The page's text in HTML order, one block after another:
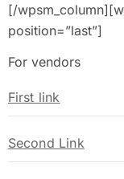
[/
position=”last”]
For vendors
First link
Second Link